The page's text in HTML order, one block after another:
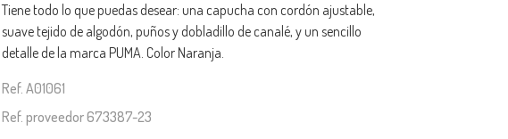
Tiene todo lo que puedas desear: una capucha con cordón ajustable,
suave tejido de algodón, puños y dobladillo de canalé, y un sencillo
detalle de la marca PUMA. Color Naranja.
Ref. A01061
Ref. proveedor 673387-23